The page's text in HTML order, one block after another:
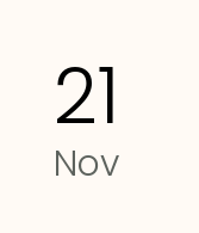
21
Nov